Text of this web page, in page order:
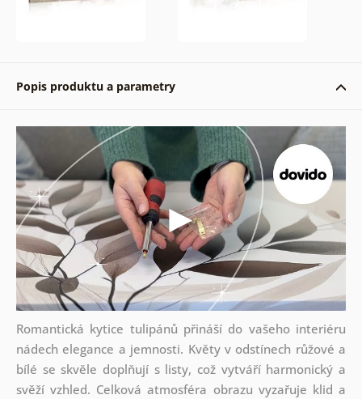
Popis produktu a parametry
Romantická kytice tulipánů přináší do vašeho interiéru
nádech elegance a jemnosti. Květy v odstínech růžové a
bílé se skvěle doplňují s listy, což vytváří harmonický a
svěží vzhled. Celková atmosféra obrazu vyzařuje klid a